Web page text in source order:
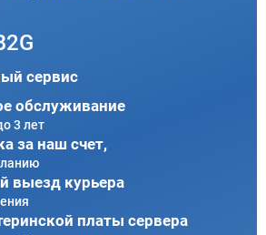
сервис
обслуживание
3 лет
за наш счет,
выезд курьера
платы сервера